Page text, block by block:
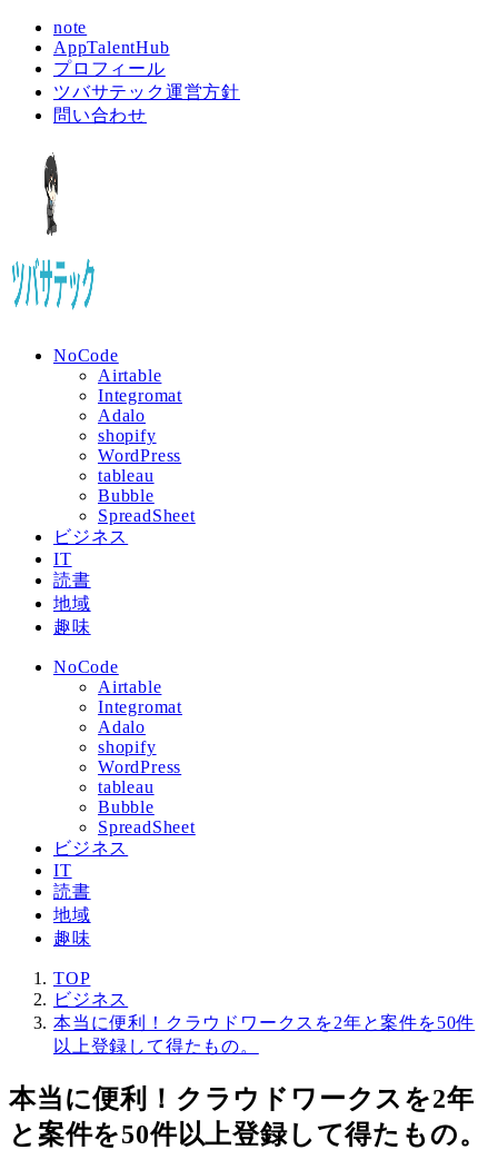
note
AppTalentHub
プロフィール
ツバサテック運営方針
問い合わせ
NoCode
Airtable
Integromat
Adalo
shopify
WordPress
tableau
Bubble
SpreadSheet
ビジネス
IT
読書
地域
趣味
NoCode
Airtable
Integromat
Adalo
shopify
WordPress
tableau
Bubble
SpreadSheet
ビジネス
IT
読書
地域
趣味
TOP
ビジネス
本当に便利！クラウドワークスを2年と案件を50件
以上登録して得たもの。
本当に便利！クラウドワークスを2年
と案件を50件以上登録して得たもの。